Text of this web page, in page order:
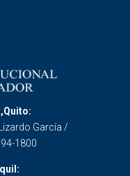
García /
1800